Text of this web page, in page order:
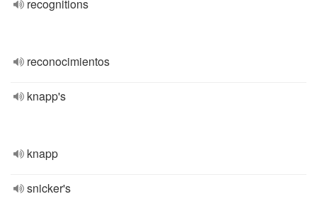
recognitions
reconocimientos
knapp's
knapp
snicker's